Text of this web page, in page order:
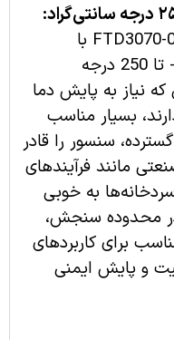
سنسور دمای Spot مدل FTD3070-01 با
محدوده سنجش وسیع 50- تا 250 درجه
که نیاز به پایش دما
بسیار مناسب
سنسور را قادر
مانند فرآیندهای
به خوبی
محدوده سنجش،
برای کاربردهای
و پایش ایمنی